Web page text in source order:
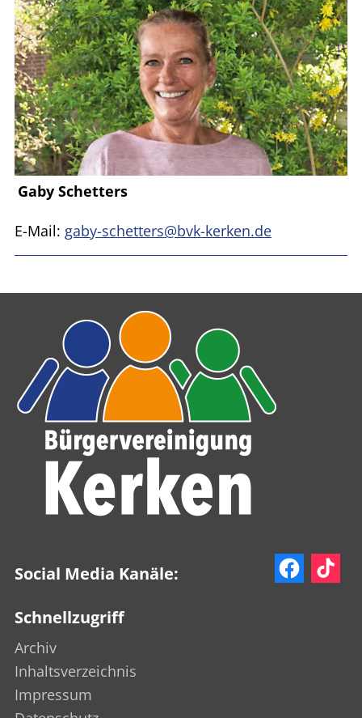
Gaby Schetters
E-Mail: gaby-schetters@bvk-kerken.de
Social Media Kanäle:
Schnellzugriff
Archiv
Inhaltsverzeichnis
Impressum